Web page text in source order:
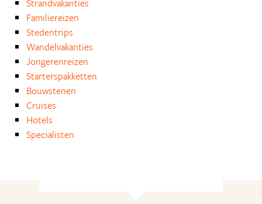
Strandvakanties
Familiereizen
Stedentrips
Wandelvakanties
Jongerenreizen
Starterspakketten
Bouwstenen
Cruises
Hotels
Specialisten